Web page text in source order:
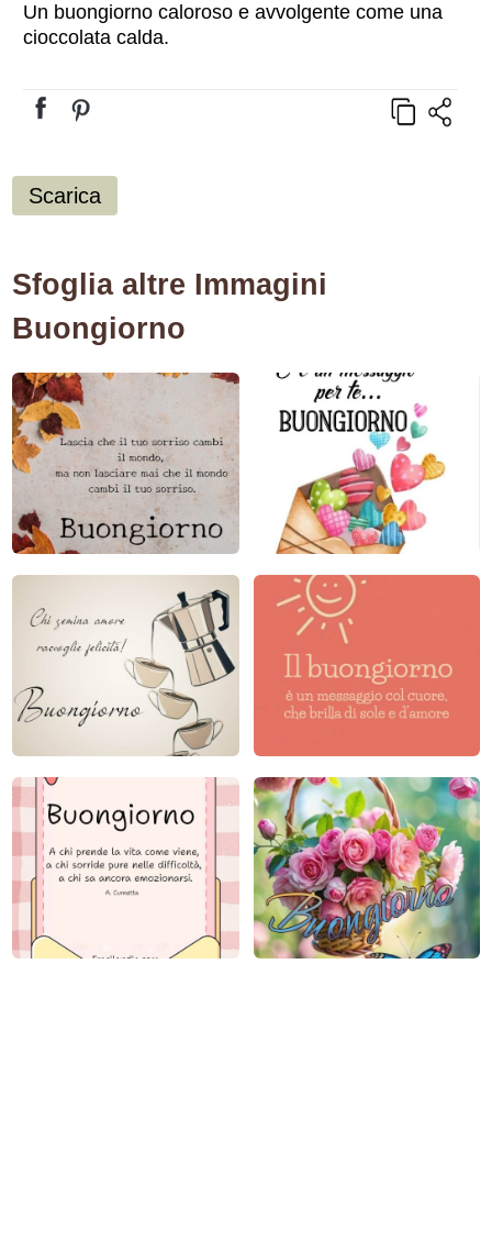
Un buongiorno caloroso e avvolgente come una
cioccolata calda.
Scarica
Sfoglia altre Immagini
Buongiorno